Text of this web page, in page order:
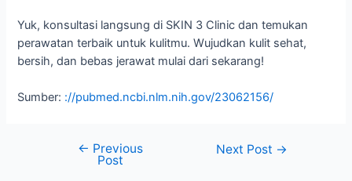
Yuk, konsultasi langsung di SKIN 3 Clinic dan temukan
perawatan terbaik untuk kulitmu. Wujudkan kulit sehat,
bersih, dan bebas jerawat mulai dari sekarang!
Sumber: ://pubmed.ncbi.nlm.nih.gov/23062156/
← Previous
Post
Next Post →